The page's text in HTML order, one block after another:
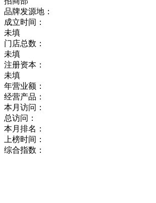
品牌发源地：
成立时间：
未填
门店总数：
未填
注册资本：
未填
年营业额：
经营产品：
本月访问：
总访问：
本月排名：
上榜时间：
综合指数：